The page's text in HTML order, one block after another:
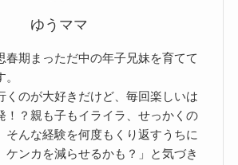
ゆうママ
春期まっただ中の年子兄妹を育てて
くのが大好きだけど、毎回楽しいは
？親も子もイライラ、せっかくの
そんな経験を何度もくり返すうちに
ケンカを減らせるかも？」と気づき